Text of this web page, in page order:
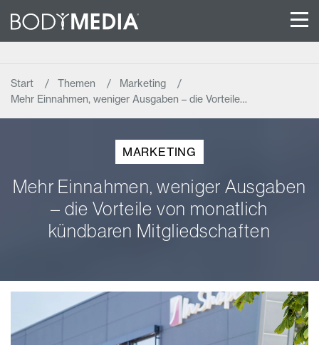
Start Themen
Marketing
Mehr Einnahmen, weniger Ausgaben – die Vorteile…
MARKETING
Mehr Einnahmen, weniger Ausgaben
– die Vorteile von monatlich
kündbaren Mitgliedschaften